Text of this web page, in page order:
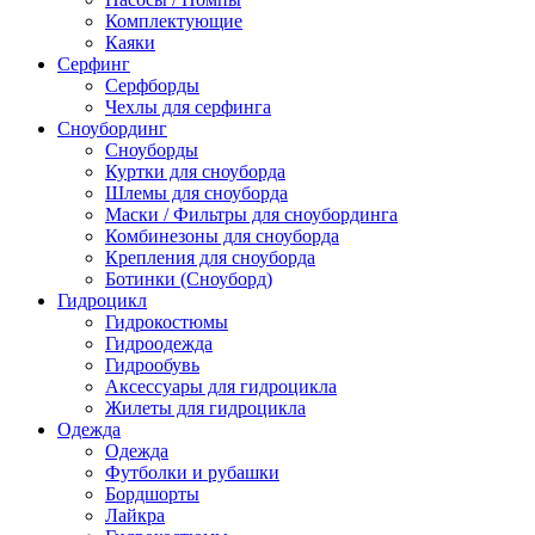
Комплектующие
Каяки
Серфинг
Серфборды
Чехлы для серфинга
Сноубординг
Сноуборды
Куртки для сноуборда
Шлемы для сноуборда
Маски / Фильтры для сноубординга
Комбинезоны для сноуборда
Крепления для сноуборда
Ботинки (Сноуборд)
Гидроцикл
Гидрокостюмы
Гидроодежда
Гидрообувь
Аксессуары для гидроцикла
Жилеты для гидроцикла
Одежда
Одежда
Футболки и рубашки
Бордшорты
Лайкра